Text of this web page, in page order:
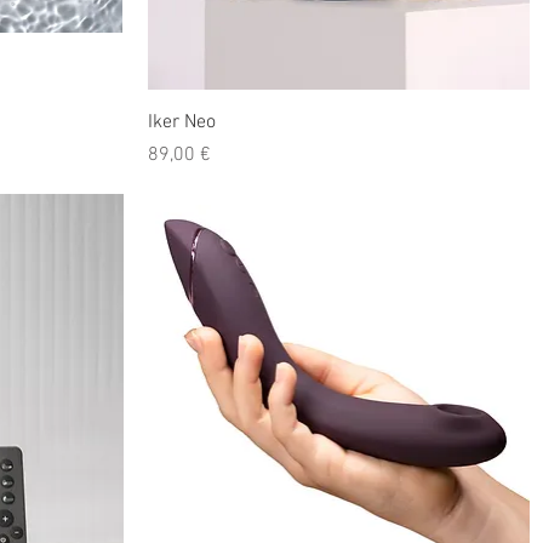
Iker Neo
Prix
89,00 €